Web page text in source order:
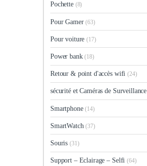
Pochette (8)
Pour Gamer(63)
Pour voiture(17)
Power bank(18)
Retour & point d'accès wifi(24)
sécurité et Caméras de Surveillance
Smartphone(14)
SmartWatch(37)
Souris(31)
Support – Eclairage – Selfi(64)